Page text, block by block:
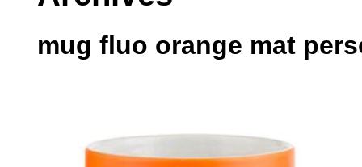
mug fluo orange mat